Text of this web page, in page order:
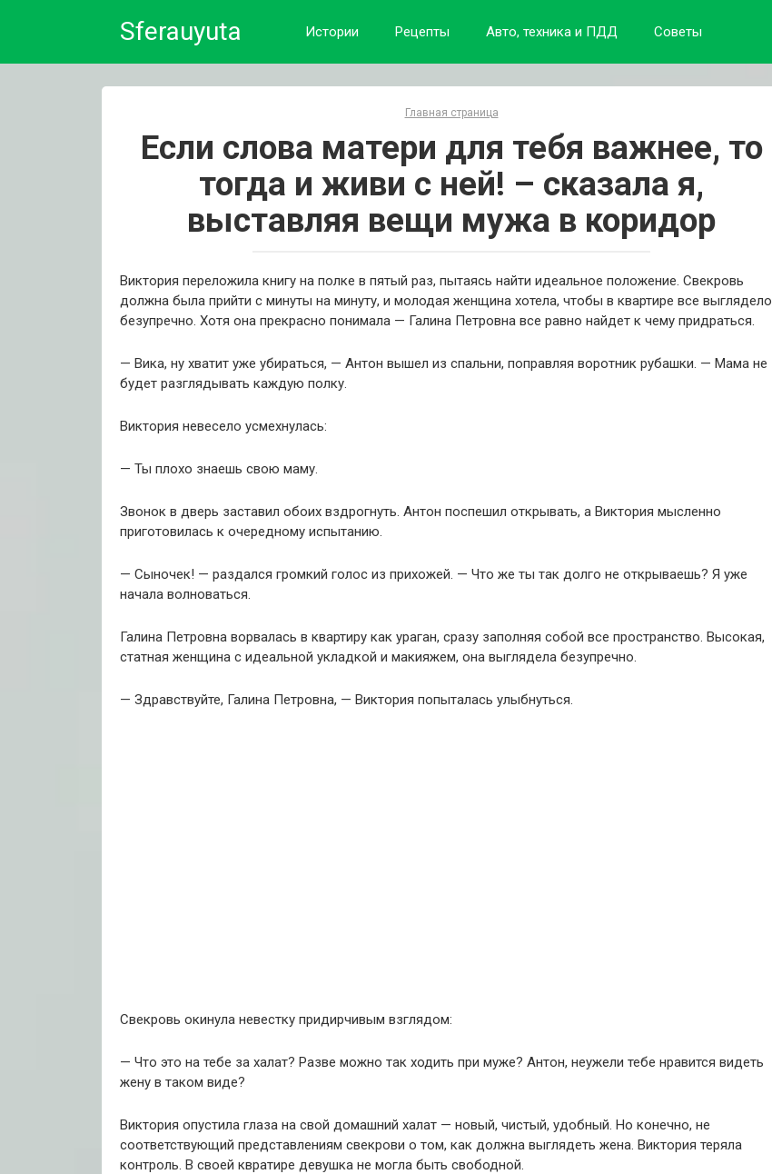
Sferauyuta Истории Рецепты Авто, техника и ПДД Советы
Главная страница
Если слова матери для тебя важнее, то
тогда и живи с ней! – сказала я,
выставляя вещи мужа в коридор
Виктория переложила книгу на полке в пятый раз, пытаясь найти идеальное положение. Свекровь
должна была прийти с минуты на минуту, и молодая женщина хотела, чтобы в квартире все выглядело
безупречно. Хотя она прекрасно понимала — Галина Петровна все равно найдет к чему придраться.
— Вика, ну хватит уже убираться, — Антон вышел из спальни, поправляя воротник рубашки. — Мама не
будет разглядывать каждую полку.
Виктория невесело усмехнулась:
— Ты плохо знаешь свою маму.
Звонок в дверь заставил обоих вздрогнуть. Антон поспешил открывать, а Виктория мысленно
приготовилась к очередному испытанию.
— Сыночек! — раздался громкий голос из прихожей. — Что же ты так долго не открываешь? Я уже
начала волноваться.
Галина Петровна ворвалась в квартиру как ураган, сразу заполняя собой все пространство. Высокая,
статная женщина с идеальной укладкой и макияжем, она выглядела безупречно.
— Здравствуйте, Галина Петровна, — Виктория попыталась улыбнуться.
Свекровь окинула невестку придирчивым взглядом:
— Что это на тебе за халат? Разве можно так ходить при муже? Антон, неужели тебе нравится видеть
жену в таком виде?
Виктория опустила глаза на свой домашний халат — новый, чистый, удобный. Но конечно, не
соответствующий представлениям свекрови о том, как должна выглядеть жена. Виктория теряла
контроль. В своей квратире девушка не могла быть свободной.